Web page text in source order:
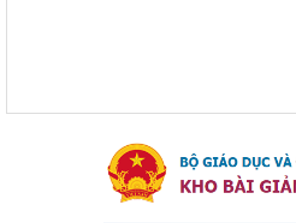
của Thủ tướng Chính phủ về
tranh tội phạm, vi phạm pháp
tổ chức đánh bạc và đánh bạc
Kế hoạch thực hiện Chỉ thị số 16/